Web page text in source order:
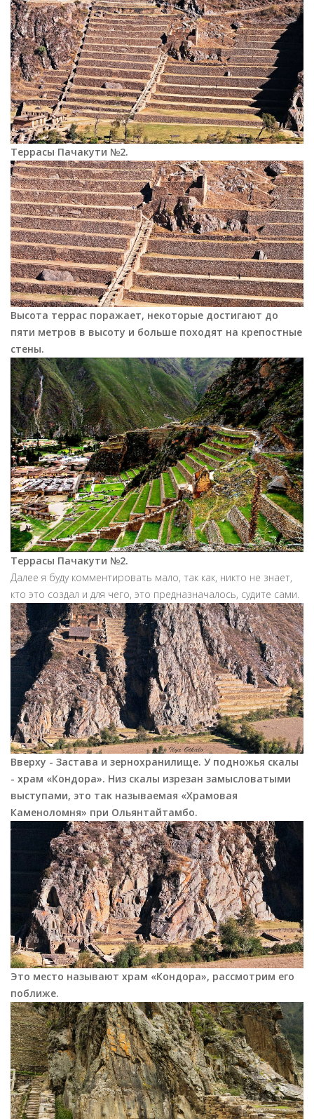
Террасы Пачакути №2.
Высота террас поражает, некоторые достигают до
пяти метров в высоту и больше походят на крепостные
стены.
Террасы Пачакути №2.
Далее я буду комментировать мало, так как, никто не знает,
кто это создал и для чего, это предназначалось, судите сами.
Вверху - Застава и зернохранилище. У подножья скалы
- храм «Кондора». Низ скалы изрезан замысловатыми
выступами, это так называемая «Храмовая
Каменоломня» при Ольянтайтамбо.
Это место называют храм «Кондора», рассмотрим его
поближе.